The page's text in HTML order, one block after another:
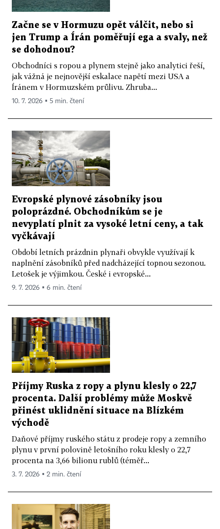
Začne se v Hormuzu opět válčit, nebo si
jen Trump a Írán poměřují ega a svaly, než
se dohodnou?
Obchodníci s ropou a plynem stejně jako analytici řeší,
jak vážná je nejnovější eskalace napětí mezi USA a
Íránem v Hormuzském průlivu. Zhruba...
10. 7. 2026 ▪ 5 min. čtení
Evropské plynové zásobníky jsou
poloprázdné. Obchodníkům se je
nevyplatí plnit za vysoké letní ceny, a tak
vyčkávají
Období letních prázdnin plynaři obvykle využívají k
naplnění zásobníků před nadcházející topnou sezonou.
Letošek je výjimkou. České i evropské...
9. 7. 2026 ▪ 6 min. čtení
Příjmy Ruska z ropy a plynu klesly o 22,7
procenta. Další problémy může Moskvě
přinést uklidnění situace na Blízkém
východě
Daňové příjmy ruského státu z prodeje ropy a zemního
plynu v první polovině letošního roku klesly o 22,7
procenta na 3,66 bilionu rublů (téměř...
3. 7. 2026 ▪ 2 min. čtení